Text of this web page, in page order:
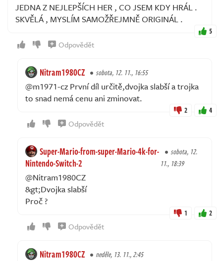
JEDNA Z NEJLEPŠÍCH HER , CO JSEM KDY HRÁL .
SKVĚLÁ , MYSLÍM SAMOŽŘEJMNĚ ORIGINÁL .
5
Odpovědět
Nitram1980CZ sobota, 12. 11., 16:55
@m1971-cz První díl určitě,dvojka slabší a trojka
to snad nemá cenu ani zminovat.
2 4
Odpovědět
Super-Mario-from-super-Mario-4k-for-
Nintendo-Switch-2
sobota, 12.
11., 18:39
@Nitram1980CZ
&gt;Dvojka slabší
Proč ?
1 2
Odpovědět
Nitram1980CZ neděle, 13. 11., 2:45